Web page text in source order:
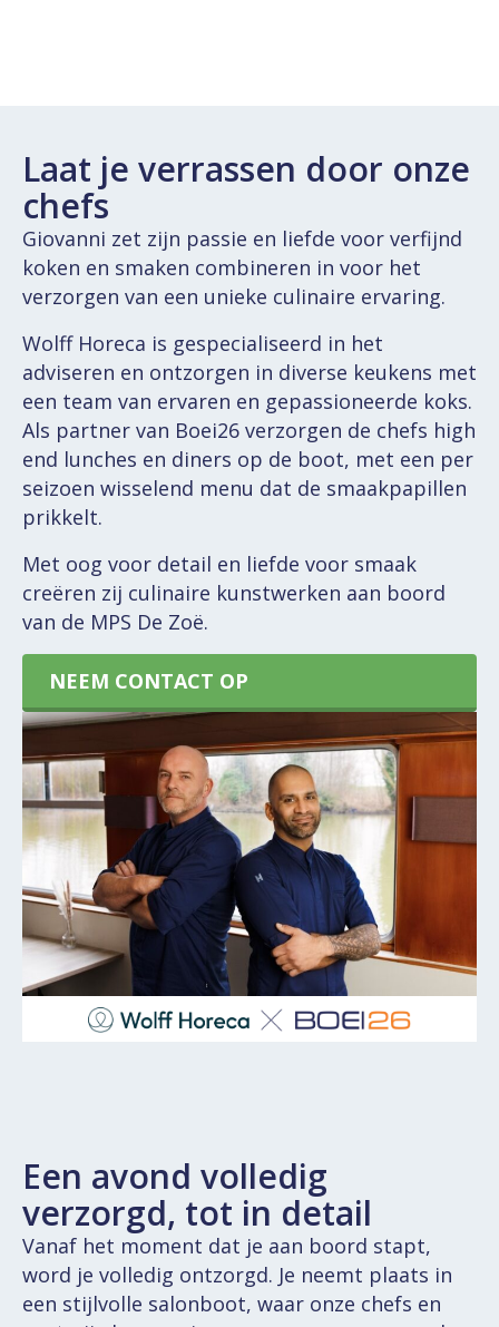
Laat je verrassen door onze
chefs
Giovanni zet zijn passie en liefde voor verfijnd
koken en smaken combineren in voor het
verzorgen van een unieke culinaire ervaring.
Wolff Horeca is gespecialiseerd in het
adviseren en ontzorgen in diverse keukens met
een team van ervaren en gepassioneerde koks.
Als partner van Boei26 verzorgen de chefs high
end lunches en diners op de boot, met een per
seizoen wisselend menu dat de smaakpapillen
prikkelt.
Met oog voor detail en liefde voor smaak
creëren zij culinaire kunstwerken aan boord
van de MPS De Zoë.
NEEM CONTACT OP
Een avond volledig
verzorgd, tot in detail
Vanaf het moment dat je aan boord stapt,
word je volledig ontzorgd. Je neemt plaats in
een stijlvolle salonboot, waar onze chefs en